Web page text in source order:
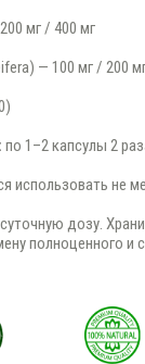
мг / 400 мг
— 100 мг / 200
по 1–2 капсулы 2
использовать не
дозу.
полноценного и